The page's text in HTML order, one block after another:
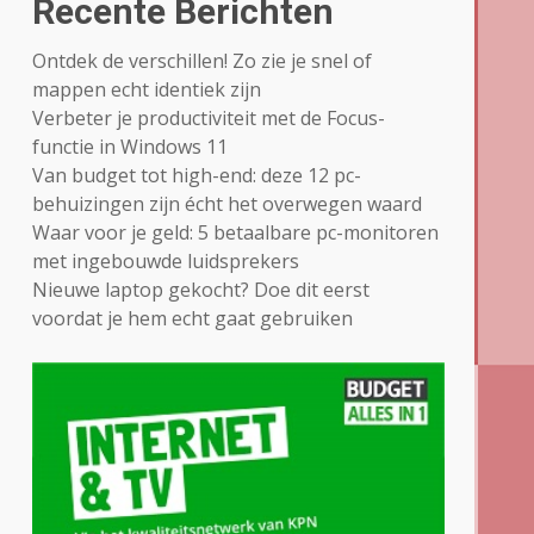
Recente Berichten
Ontdek de verschillen! Zo zie je snel of
mappen echt identiek zijn
Verbeter je productiviteit met de Focus-
functie in Windows 11
Van budget tot high-end: deze 12 pc-
behuizingen zijn écht het overwegen waard
Waar voor je geld: 5 betaalbare pc-monitoren
met ingebouwde luidsprekers
Nieuwe laptop gekocht? Doe dit eerst
voordat je hem echt gaat gebruiken